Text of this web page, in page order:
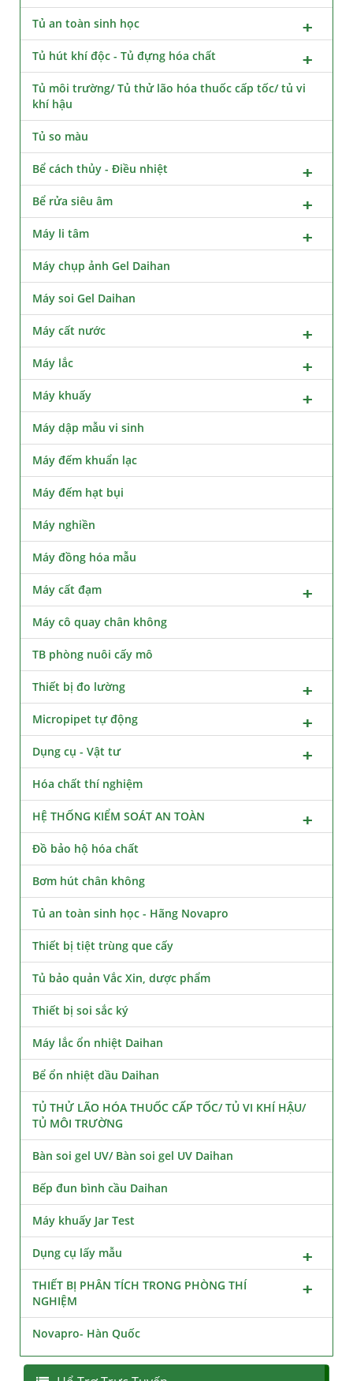
Tủ an toàn sinh học
Tủ hút khí độc - Tủ đựng hóa chất
Tủ môi trường/ Tủ thử lão hóa thuốc cấp tốc/ tủ vi
khí hậu
Tủ so màu
Bể cách thủy - Điều nhiệt
Bể rửa siêu âm
Máy li tâm
Máy chụp ảnh Gel Daihan
Máy soi Gel Daihan
Máy cất nước
Máy lắc
Máy khuấy
Máy dập mẫu vi sinh
Máy đếm khuẩn lạc
Máy đếm hạt bụi
Máy nghiền
Máy đồng hóa mẫu
Máy cất đạm
Máy cô quay chân không
TB phòng nuôi cấy mô
Thiết bị đo lường
Micropipet tự động
Dụng cụ - Vật tư
Hóa chất thí nghiệm
HỆ THỐNG KIỂM SOÁT AN TOÀN
Đồ bảo hộ hóa chất
Bơm hút chân không
Tủ an toàn sinh học - Hãng Novapro
Thiết bị tiệt trùng que cấy
Tủ bảo quản Vắc Xin, dược phẩm
Thiết bị soi sắc ký
Máy lắc ổn nhiệt Daihan
Bể ổn nhiệt dầu Daihan
TỦ THỬ LÃO HÓA THUỐC CẤP TỐC/ TỦ VI KHÍ HẬU/
TỦ MÔI TRƯỜNG
Bàn soi gel UV/ Bàn soi gel UV Daihan
Bếp đun bình cầu Daihan
Máy khuấy Jar Test
Dụng cụ lấy mẫu
THIẾT BỊ PHÂN TÍCH TRONG PHÒNG THÍ
NGHIỆM
Novapro- Hàn Quốc